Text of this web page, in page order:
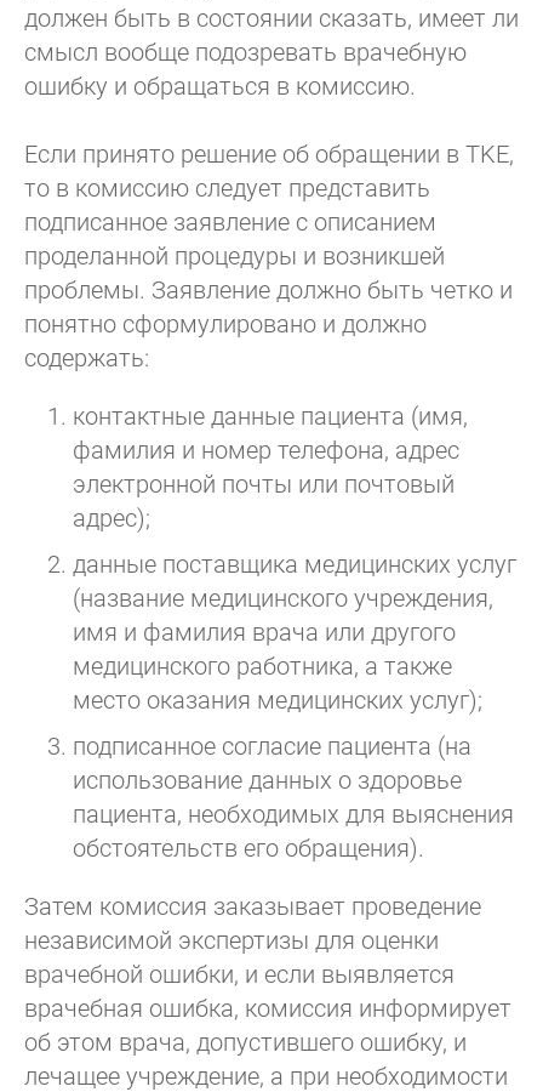
должен быть в состоянии сказать, имеет ли
смысл вообще подозревать врачебную
ошибку и обращаться в комиссию.
Если принято решение об обращении в TKE,
то в комиссию следует представить
подписанное заявление с описанием
проделанной процедуры и возникшей
проблемы. Заявление должно быть четко и
понятно сформулировано и должно
содержать:
контактные данные пациента (имя,
фамилия и номер телефона, адрес
электронной почты или почтовый
адрес);
данные поставщика медицинских услуг
(название медицинского учреждения,
имя и фамилия врача или другого
медицинского работника, а также
место оказания медицинских услуг);
подписанное согласие пациента (на
использование данных о здоровье
пациента, необходимых для выяснения
обстоятельств его обращения).
Затем комиссия заказывает проведение
независимой экспертизы для оценки
врачебной ошибки, и если выявляется
врачебная ошибка, комиссия информирует
об этом врача, допустившего ошибку, и
лечащее учреждение, а при необходимости